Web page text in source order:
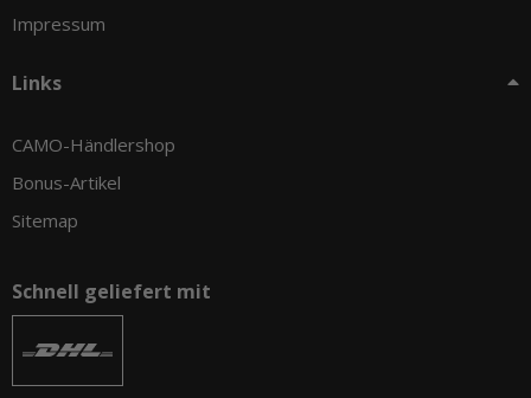
Impressum
Links
CAMO-Händlershop
Bonus-Artikel
Sitemap
Schnell geliefert mit